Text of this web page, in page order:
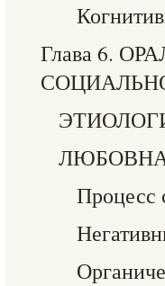
Глава 6.
Процесс